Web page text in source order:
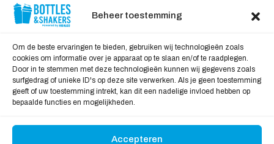
Beheer toestemming
Om de beste ervaringen te bieden, gebruiken wij technologieën zoals
cookies om informatie over je apparaat op te slaan en/of te raadplegen.
Door in te stemmen met deze technologieën kunnen wij gegevens zoals
surfgedrag of unieke ID's op deze site verwerken. Als je geen toestemming
geeft of uw toestemming intrekt, kan dit een nadelige invloed hebben op
bepaalde functies en mogelijkheden.
Accepteren
Contact
Levering & Retourneren
Veilig Shoppen
My account
Winkelwagen